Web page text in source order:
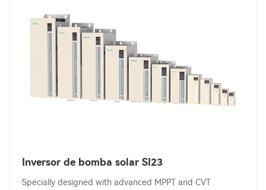
Inversor de bomba solar SI23
Specially designed with advanced MPPT and CVT